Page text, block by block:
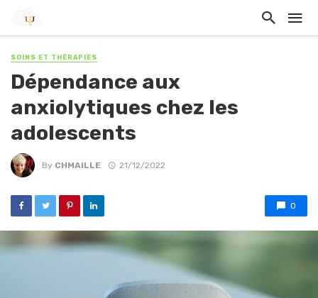
SOINS ET THÉRAPIES
Dépendance aux
anxiolytiques chez les
adolescents
By CHMAILLE 21/12/2022
0